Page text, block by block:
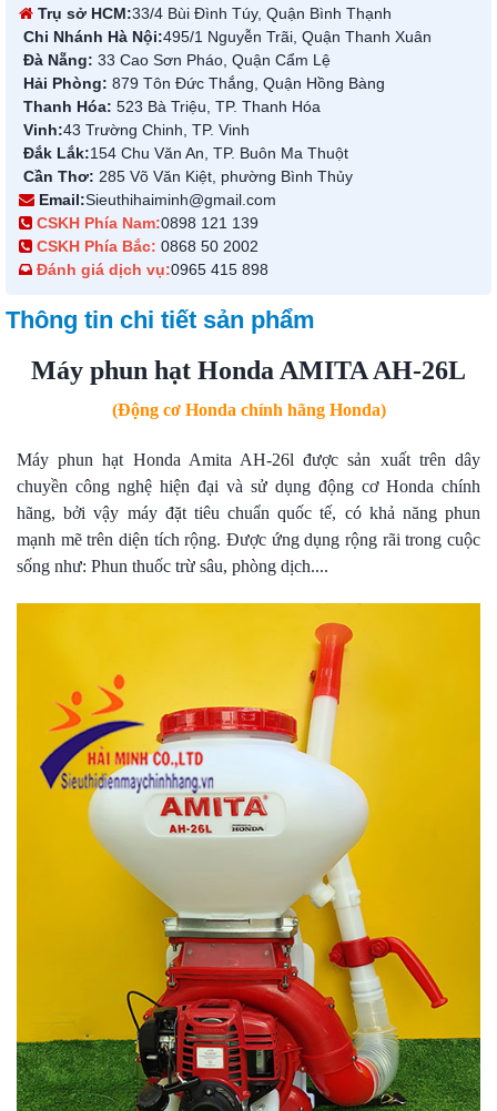
Trụ sở HCM:33/4 Bùi Đình Túy, Quận Bình Thạnh
Chi Nhánh Hà Nội:495/1 Nguyễn Trãi, Quận Thanh Xuân
Đà Nẵng: 33 Cao Sơn Pháo, Quận Cẩm Lệ
Hải Phòng: 879 Tôn Đức Thắng, Quận Hồng Bàng
Thanh Hóa: 523 Bà Triệu, TP. Thanh Hóa
Vinh:43 Trường Chinh, TP. Vinh
Đắk Lắk:154 Chu Văn An, TP. Buôn Ma Thuột
Cần Thơ: 285 Võ Văn Kiệt, phường Bình Thủy
Email:Sieuthihaiminh@gmail.com
CSKH Phía Nam:0898 121 139
CSKH Phía Bắc: 0868 50 2002
Đánh giá dịch vụ:0965 415 898
Thông tin chi tiết sản phẩm
Máy phun hạt Honda AMITA AH-26L
(Động cơ Honda chính hãng Honda)
Máy phun hạt Honda Amita AH-26l được sản xuất trên dây
chuyền công nghệ hiện đại và sử dụng động cơ Honda chính
hãng, bởi vậy máy đặt tiêu chuẩn quốc tế, có khả năng phun
mạnh mẽ trên diện tích rộng. Được ứng dụng rộng rãi trong cuộc
sống như: Phun thuốc trừ sâu, phòng dịch....